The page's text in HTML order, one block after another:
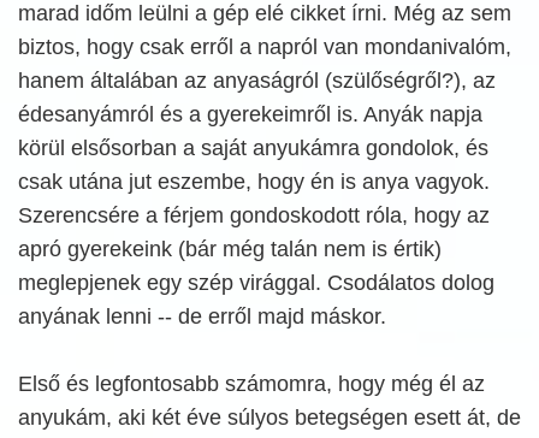
marad időm leülni a gép elé cikket írni. Még az sem
biztos, hogy csak erről a napról van mondanivalóm,
hanem általában az anyaságról (szülőségről?), az
édesanyámról és a gyerekeimről is. Anyák napja
körül elsősorban a saját anyukámra gondolok, és
csak utána jut eszembe, hogy én is anya vagyok.
Szerencsére a férjem gondoskodott róla, hogy az
apró gyerekeink (bár még talán nem is értik)
meglepjenek egy szép virággal. Csodálatos dolog
anyának lenni -- de erről majd máskor.
Első és legfontosabb számomra, hogy még él az
anyukám, aki két éve súlyos betegségen esett át, de